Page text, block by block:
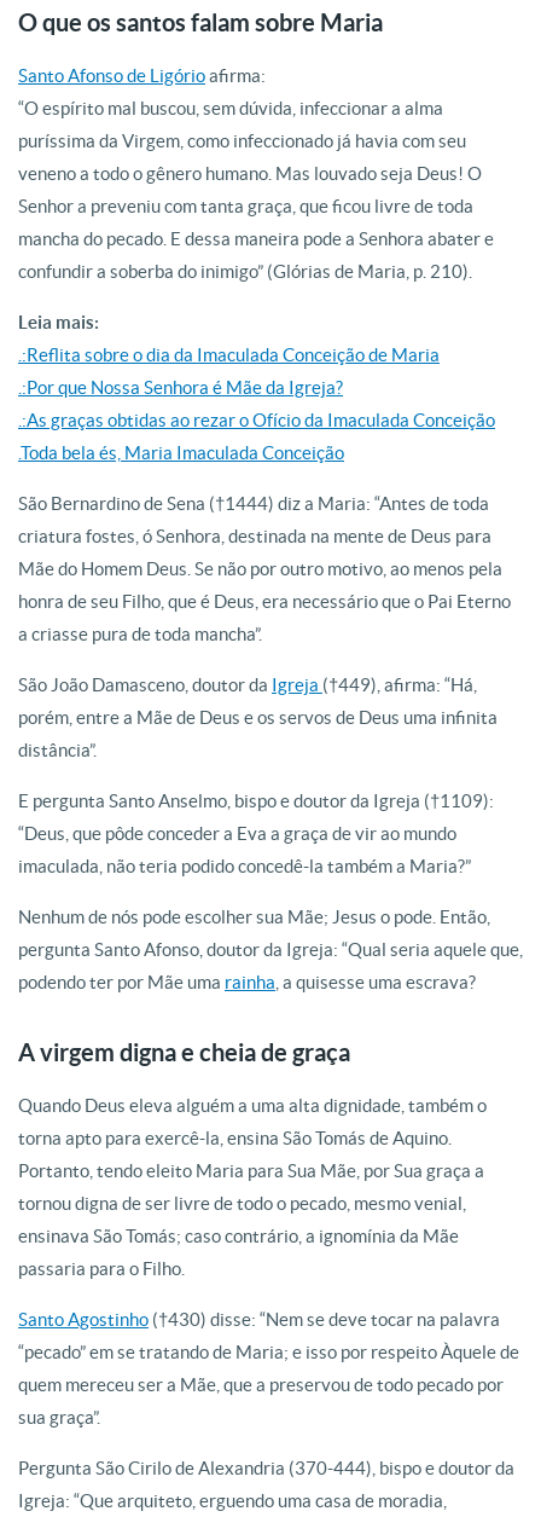
O que os santos falam sobre Maria
Santo Afonso de Ligórioafirma:
“O espírito mal buscou, sem dúvida, infeccionar a alma
puríssima da Virgem, como infeccionado já havia com seu
veneno a todo o gênero humano. Mas louvado seja Deus! O
Senhor a preveniu com tanta graça, que ficou livre de toda
mancha do pecado. E dessa maneira pode a Senhora abater e
confundir a soberba do inimigo” (Glórias de Maria, p. 210).
Leia mais:
.:Reflita sobre o dia da Imaculada Conceição de Maria
.:Por que Nossa Senhora é Mãe da Igreja?
.:As graças obtidas ao rezar o Ofício da Imaculada Conceição
.Toda bela és, Maria Imaculada Conceição
São Bernardino de Sena (†1444) diz a Maria: “Antes de toda
criatura fostes, ó Senhora, destinada na mente de Deus para
Mãe do Homem Deus. Se não por outro motivo, ao menos pela
honra de seu Filho, que é Deus, era necessário que o Pai Eterno
a criasse pura de toda mancha”.
São João Damasceno, doutor da Igreja (†449), afirma: “Há,
porém, entre a Mãe de Deus e os servos de Deus uma infinita
distância”.
E pergunta Santo Anselmo, bispo e doutor da Igreja (†1109):
“Deus, que pôde conceder a Eva a graça de vir ao mundo
imaculada, não teria podido concedê-la também a Maria?”
Nenhum de nós pode escolher sua Mãe; Jesus o pode. Então,
pergunta Santo Afonso, doutor da Igreja: “Qual seria aquele que,
podendo ter por Mãe uma rainha , a quisesse uma escrava?
A virgem digna e cheia de graça
Quando Deus eleva alguém a uma alta dignidade, também o
torna apto para exercê-la, ensina São Tomás de Aquino.
Portanto, tendo eleito Maria para Sua Mãe, por Sua graça a
tornou digna de ser livre de todo o pecado, mesmo venial,
ensinava São Tomás; caso contrário, a ignomínia da Mãe
passaria para o Filho.
Santo Agostinho (†430) disse: “Nem se deve tocar na palavra
“pecado” em se tratando de Maria; e isso por respeito Àquele de
quem mereceu ser a Mãe, que a preservou de todo pecado por
sua graça”.
Pergunta São Cirilo de Alexandria (370-444), bispo e doutor da
Igreja: “Que arquiteto, erguendo uma casa de moradia,